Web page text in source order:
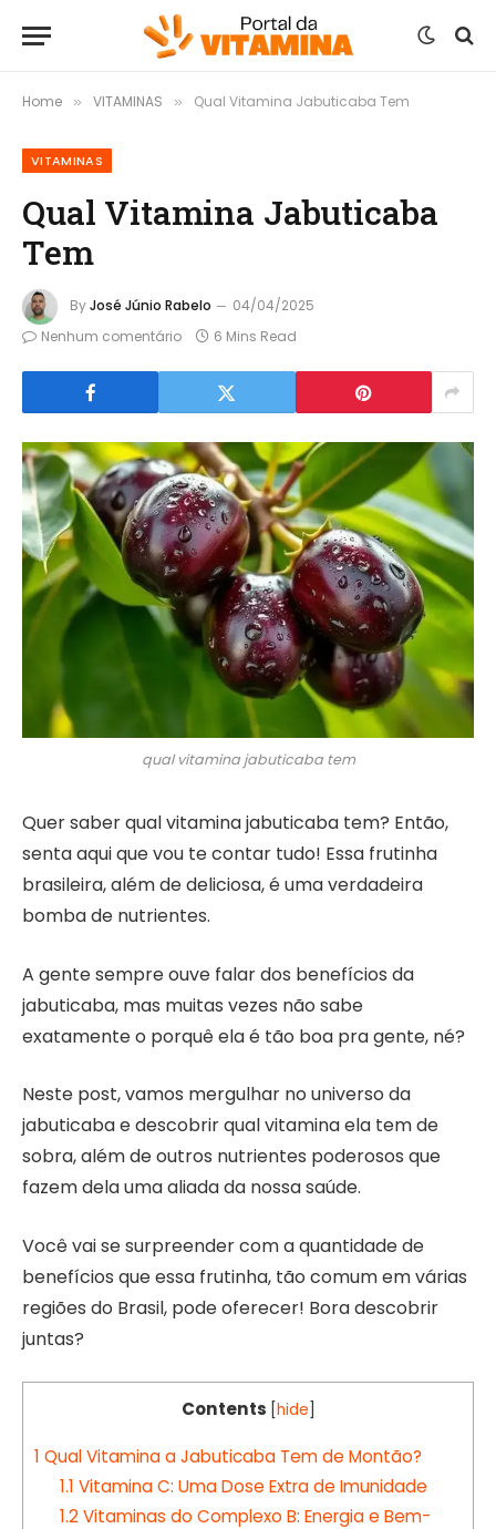
Home » VITAMINAS » Qual Vitamina Jabuticaba Tem
VITAMINAS
Qual Vitamina Jabuticaba
Tem
ByJosé Júnio Rabelo
04/04/2025
Nenhum comentário
6 Mins Read
qual vitamina jabuticaba tem
Quer saber qual vitamina jabuticaba tem? Então,
senta aqui que vou te contar tudo! Essa frutinha
brasileira, além de deliciosa, é uma verdadeira
bomba de nutrientes.
A gente sempre ouve falar dos benefícios da
jabuticaba, mas muitas vezes não sabe
exatamente o porquê ela é tão boa pra gente, né?
Neste post, vamos mergulhar no universo da
jabuticaba e descobrir qual vitamina ela tem de
sobra, além de outros nutrientes poderosos que
fazem dela uma aliada da nossa saúde.
Você vai se surpreender com a quantidade de
benefícios que essa frutinha, tão comum em várias
regiões do Brasil, pode oferecer! Bora descobrir
juntas?
Contents hide
1 Qual Vitamina a Jabuticaba Tem de Montão?
1.1 Vitamina C: Uma Dose Extra de Imunidade
1.2Vitaminas do Complexo B: Energia e Bem-